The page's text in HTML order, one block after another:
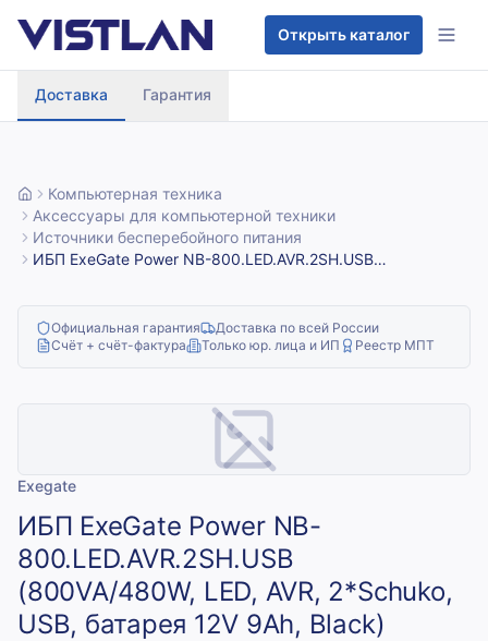
Открыть каталог
Доставка Гарантия
Компьютерная техника
Аксессуары для компьютерной техники
Источники бесперебойного питания
ИБП ExeGate Power NB-800.LED.AVR.2SH.USB
Официальная гарантия
Доставка по всей России
Счёт + счёт-фактура
Только юр. лица и ИП Реестр МПТ
Exegate
ИБП ExeGate Power NB-
800.LED.AVR.2SH.USB
(800VA/480W, LED, AVR, 2*Schuko,
USB, батарея 12V 9Ah, Black)